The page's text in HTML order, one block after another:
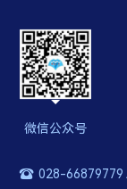
微信公众号
028-66879779